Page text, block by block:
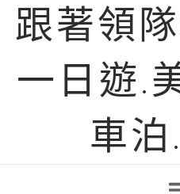
跟著領
一日遊.
車